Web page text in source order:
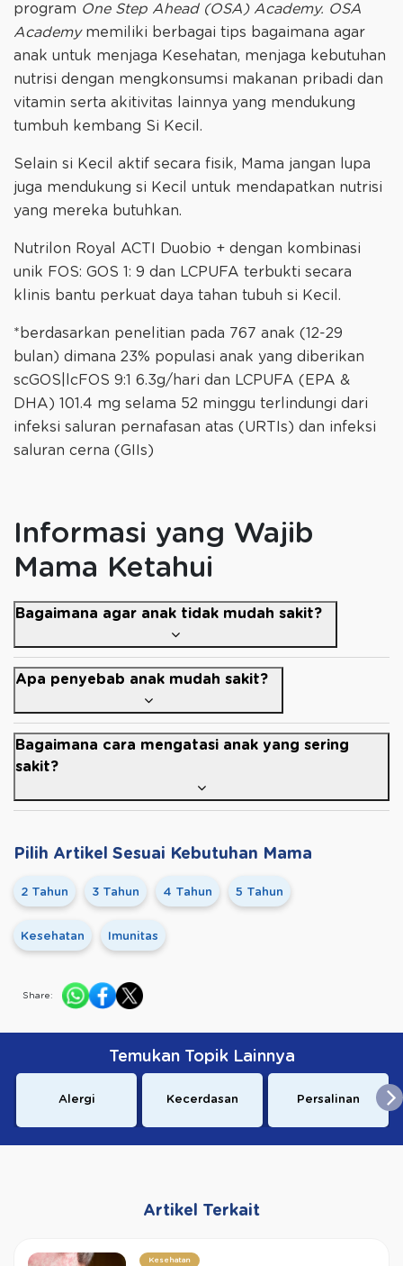
program One Step Ahead (OSA) Academy. OSA
Academy memiliki berbagai tips bagaimana agar
anak untuk menjaga Kesehatan, menjaga kebutuhan
nutrisi dengan mengkonsumsi makanan pribadi dan
vitamin serta akitivitas lainnya yang mendukung
tumbuh kembang Si Kecil.
Selain si Kecil aktif secara fisik, Mama jangan lupa
juga mendukung si Kecil untuk mendapatkan nutrisi
yang mereka butuhkan.
Nutrilon Royal ACTI Duobio + dengan kombinasi
unik FOS: GOS 1: 9 dan LCPUFA terbukti secara
klinis bantu perkuat daya tahan tubuh si Kecil.
*berdasarkan penelitian pada 767 anak (12-29
bulan) dimana 23% populasi anak yang diberikan
scGOS|lcFOS 9:1 6.3g/hari dan LCPUFA (EPA &
DHA) 101.4 mg selama 52 minggu terlindungi dari
infeksi saluran pernafasan atas (URTIs) dan infeksi
saluran cerna (GIIs)
Informasi yang Wajib
Mama Ketahui
Bagaimana agar anak tidak mudah sakit?
Apa penyebab anak mudah sakit?
Bagaimana cara mengatasi anak yang sering
sakit?
Pilih Artikel Sesuai Kebutuhan Mama
2 Tahun 3 Tahun 4 Tahun 5 Tahun
Kesehatan Imunitas
Share:
Temukan Topik Lainnya
Alergi Kecerdasan Persalinan
Artikel Terkait
Kesehatan